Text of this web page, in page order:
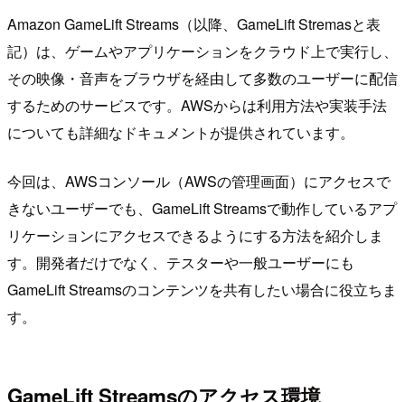
Amazon GameLift Streams（以降、GameLift Stremasと表
記）は、ゲームやアプリケーションをクラウド上で実行し、
その映像・音声をブラウザを経由して多数のユーザーに配信
するためのサービスです。AWSからは利用方法や実装手法
についても詳細なドキュメントが提供されています。
今回は、AWSコンソール（AWSの管理画面）にアクセスで
きないユーザーでも、GameLift Streamsで動作しているアプ
リケーションにアクセスできるようにする方法を紹介しま
す。開発者だけでなく、テスターや一般ユーザーにも
GameLift Streamsのコンテンツを共有したい場合に役立ちま
す。
GameLift Streamsのアクセス環境